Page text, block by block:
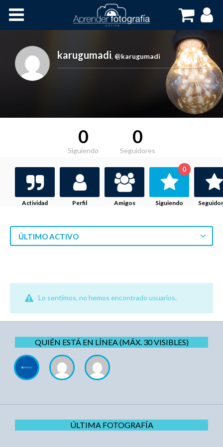
Cursos OnLine
karugumadi, @karugumadi
0
Siguiendo
0
Seguidores
Actividad Perfil Amigos Siguiendo
0
ÚLTIMO ACTIVO
Lo sentimos, no hemos encontrado usuarios.
QUIÉN ESTÁ EN LÍNEA (MÁX. 30 VISIBLES)
ÚLTIMA FOTOGRAFÍA